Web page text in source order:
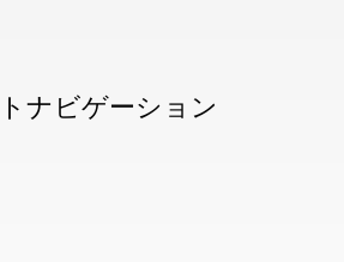
ナビゲーション